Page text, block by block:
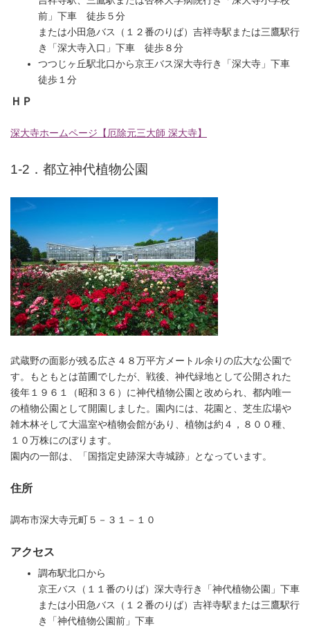
前」下車 徒歩５分
または小田急バス（１２番のりば）吉祥寺駅または三鷹駅行
き「深大寺入口」下車 徒歩８分
つつじヶ丘駅北口から京王バス深大寺行き「深大寺」下車
徒歩１分
ＨＰ
深大寺ホームページ【厄除元三大師 深大寺】
1-2．都立神代植物公園
武蔵野の面影が残る広さ４８万平方メートル余りの広大な公園で
す。もともとは苗圃でしたが、戦後、神代緑地として公開された
後年１９６１（昭和３６）に神代植物公園と改められ、都内唯一
の植物公園として開園しました。 園内には、花園と、芝生広場や
雑木林そして大温室や植物会館があり、植物は約４，８００種、
１０万株にのぼります。
園内の一部は、「国指定史跡深大寺城跡」となっています。
住所
調布市深大寺元町５－３１－１０
アクセス
調布駅北口から
京王バス（１１番のりば）深大寺行き「神代植物公園」下車
または小田急バス（１２番のりば）吉祥寺駅または三鷹駅行
き「神代植物公園前」下車